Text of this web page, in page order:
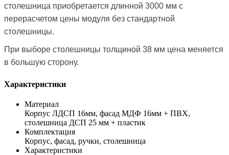
столешница приобретается длинной 3000 мм с
перерасчетом цены модуля без стандартной
столешницы.
При выборе столешницы толщиной 38 мм цена меняется
в большую сторону.
Характеристики
Материал
Корпус ЛДСП 16мм, фасад МДФ 16мм + ПВХ,
столешница ДСП 25 мм + пластик
Комплектация
Корпус, фасад, ручки, столешница
Характеристики